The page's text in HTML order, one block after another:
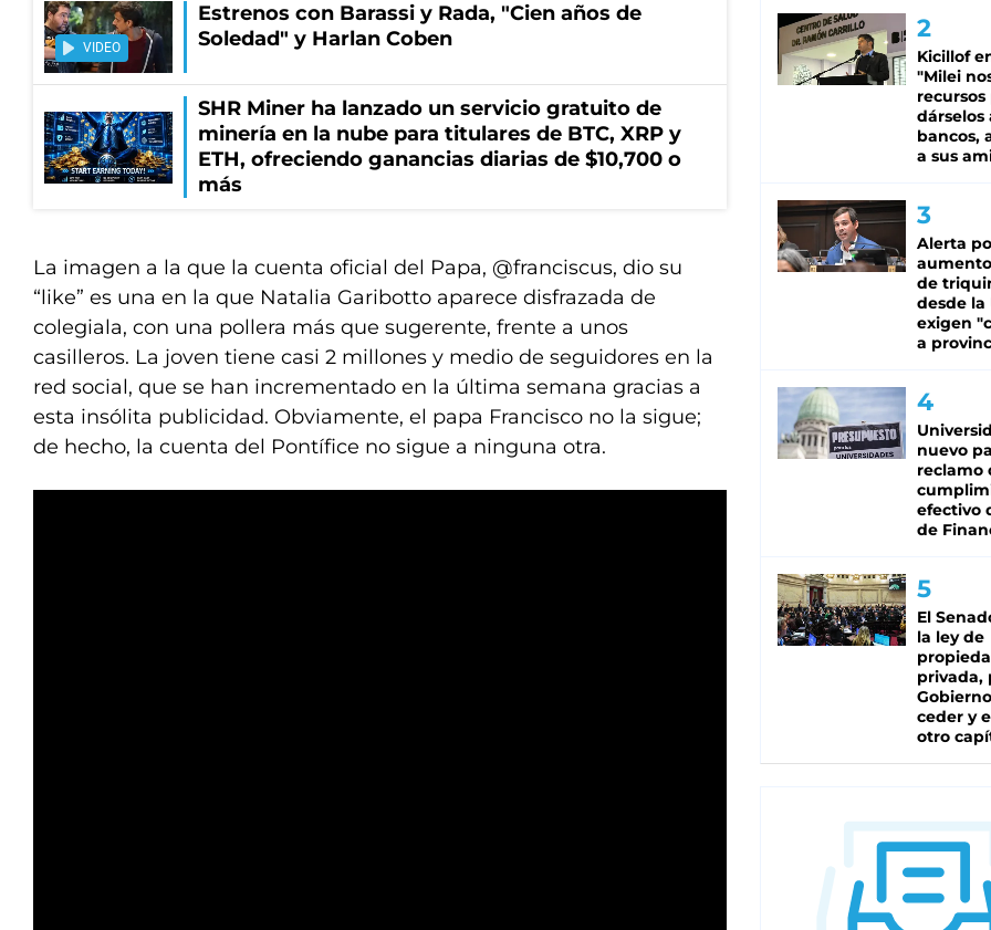
VIDEO
Estrenos con Barassi y Rada, "Cien años de
Soledad" y Harlan Coben
SHR Miner ha lanzado un servicio gratuito de
minería en la nube para titulares de BTC, XRP y
ETH, ofreciendo ganancias diarias de $10,700 o
más
La imagen a la que la cuenta oficial del Papa, @franciscus, dio su
“like” es una en la que Natalia Garibotto aparece disfrazada de
colegiala, con una pollera más que sugerente, frente a unos
casilleros. La joven tiene casi 2 millones y medio de seguidores en la
red social, que se han incrementado en la última semana gracias a
esta insólita publicidad. Obviamente, el papa Francisco no la sigue;
de hecho, la cuenta del Pontífice no sigue a ninguna otra.
Kicillof
"Milei
recursos
dárselos
bancos,
a sus
Alerta
de
desde la
exigen
a
nuevo
reclamo
efectivo
de
El
la ley de
privada,
ceder y
otro